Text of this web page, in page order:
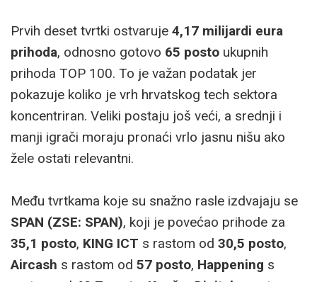
Prvih deset tvrtki ostvaruje 4,17 milijardi eura
prihoda, odnosno gotovo 65 posto ukupnih
prihoda TOP 100. To je važan podatak jer
pokazuje koliko je vrh hrvatskog tech sektora
koncentriran. Veliki postaju još veći, a srednji i
manji igrači moraju pronaći vrlo jasnu nišu ako
žele ostati relevantni.
Među tvrtkama koje su snažno rasle izdvajaju se
SPAN (ZSE: SPAN), koji je povećao prihode za
35,1 posto, KING ICT s rastom od 30,5 posto,
Aircash s rastom od 57 posto, Happening s